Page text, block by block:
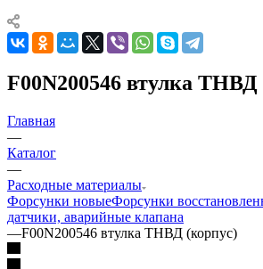
F00N200546 втулка ТНВД
Главная
—
Каталог
—
Расходные материалы
Форсунки новыеФорсунки
датчики, аварийные клапана
—F00N200546 втулка ТНВД (корпус)